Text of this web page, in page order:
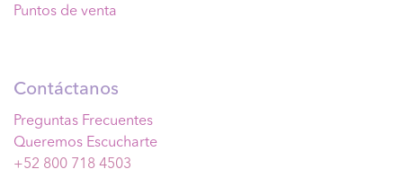
Puntos de venta
Contáctanos
Preguntas Frecuentes
Queremos Escucharte
+52 800 718 4503